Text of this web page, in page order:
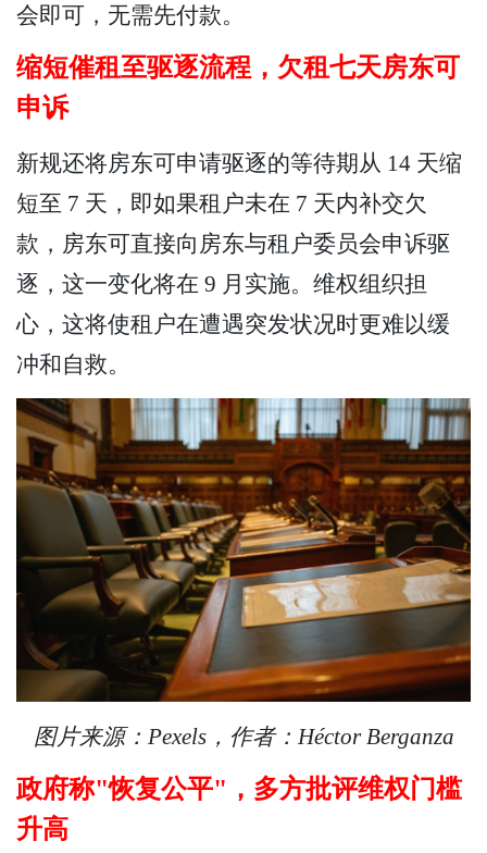
会即可，无需先付款。
缩短催租至驱逐流程，欠租七天房东可
申诉
新规还将房东可申请驱逐的等待期从 14 天缩
短至 7 天，即如果租户未在 7 天内补交欠
款，房东可直接向房东与租户委员会申诉驱
逐，这一变化将在 9 月实施。维权组织担
心，这将使租户在遭遇突发状况时更难以缓
冲和自救。
图片来源：Pexels，作者：Héctor Berganza
政府称"恢复公平"，多方批评维权门槛
升高